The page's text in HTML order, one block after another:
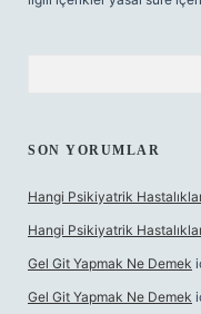
SON YORUMLAR
Hangi Psikiyatrik
Hangi Psikiyatrik
Gel Git Yapmak Ne Demek
Gel Git Yapmak Ne Demek